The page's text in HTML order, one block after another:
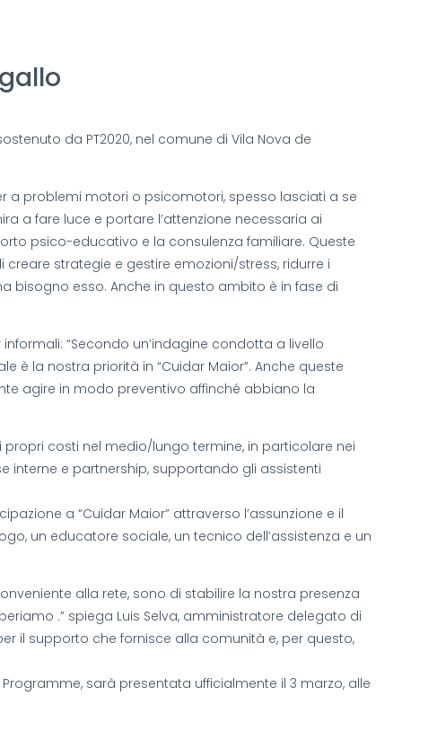
da PT2020, nel comune di Vila Nova de
a problemi motori o psicomotori, spesso lasciati a se
a fare luce e portare l’attenzione necessaria ai
psico-educativo e la consulenza familiare. Queste
strategie e gestire emozioni/stress, ridurre i
bisogno esso. Anche in questo ambito è in fase di
“Secondo un’indagine condotta a livello
è la nostra priorità in “Cuidar Maior”. Anche queste
agire in modo preventivo affinché abbiano la
costi nel medio/lungo termine, in particolare nei
interne e partnership, supportando gli assistenti
a “Cuidar Maior” attraverso l’assunzione e il
un educatore sociale, un tecnico dell’assistenza e un
alla rete, sono di stabilire la nostra presenza
.” spiega Luis Selva, amministratore delegato di
il supporto che fornisce alla comunità e, per questo,
sarà presentata ufficialmente il 3 marzo, alle